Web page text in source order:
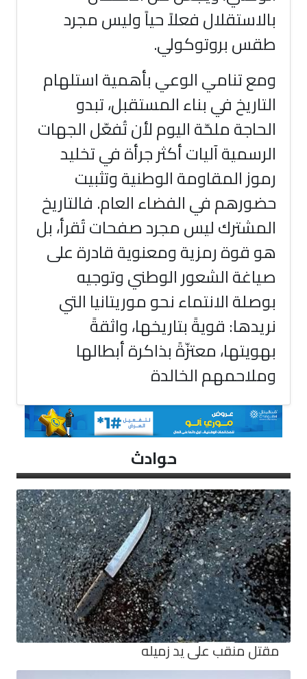
حوادث
مقتل منقب على يد زميله
بالاستقلال فعلاً حياً وليس مجرد
طقس بروتوكولي.
ومع تنامي الوعي بأهمية استلهام
التاريخ في بناء المستقبل، تبدو
الحاجة ملحّة اليوم لأن تُفعّل الجهات
الرسمية آليات أكثر جرأة في تخليد
رموز المقاومة الوطنية وتثبيت
حضورهم في الفضاء العام. فالتاريخ
المشترك ليس مجرد صفحات تُقرأ، بل
هو قوة رمزية ومعنوية قادرة على
صياغة الشعور الوطني وتوجيه
بوصلة الانتماء نحو موريتانيا التي
نريدها: قويةً بتاريخها، واثقةً
بهويتها، معتزّةً بذاكرة أبطالها
وملاحمهم الخالدة